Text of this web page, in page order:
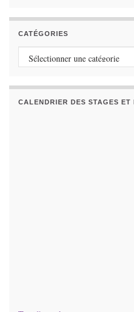
CATÉGORIES
Catégories
CALENDRIER DES STAGES ET